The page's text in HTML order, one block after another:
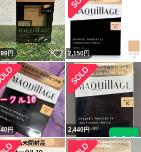
ね！
円 いいね！
2,150円
円 2,440円